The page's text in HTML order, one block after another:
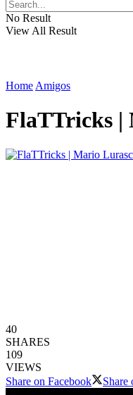
No Result
View All Result
Home Amigos
FlaTTricks |
40
SHARES
109
VIEWS
Share on Facebook
Share